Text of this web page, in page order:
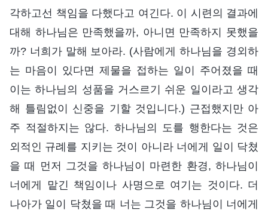
각하고선 책임을 다했다고 여긴다. 이 시련의 결과에
대해 하나님은 만족했을까, 아니면 만족하지 못했을
까? 너희가 말해 보아라. (사람에게 하나님을 경외하
는 마음이 있다면 제물을 접하는 일이 주어졌을 때
이는 하나님의 성품을 거스르기 쉬운 일이라고 생각
해 틀림없이 신중을 기할 것입니다.) 근접했지만 아
주 적절하지는 않다. 하나님의 도를 행한다는 것은
외적인 규례를 지키는 것이 아니라 너에게 일이 닥쳤
을 때 먼저 그것을 하나님이 마련한 환경, 하나님이
너에게 맡긴 책임이나 사명으로 여기는 것이다. 더
나아가 일이 닥쳤을 때 너는 그것을 하나님이 너에게